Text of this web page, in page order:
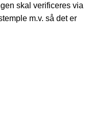
skal verificeres via
m.v. så det er